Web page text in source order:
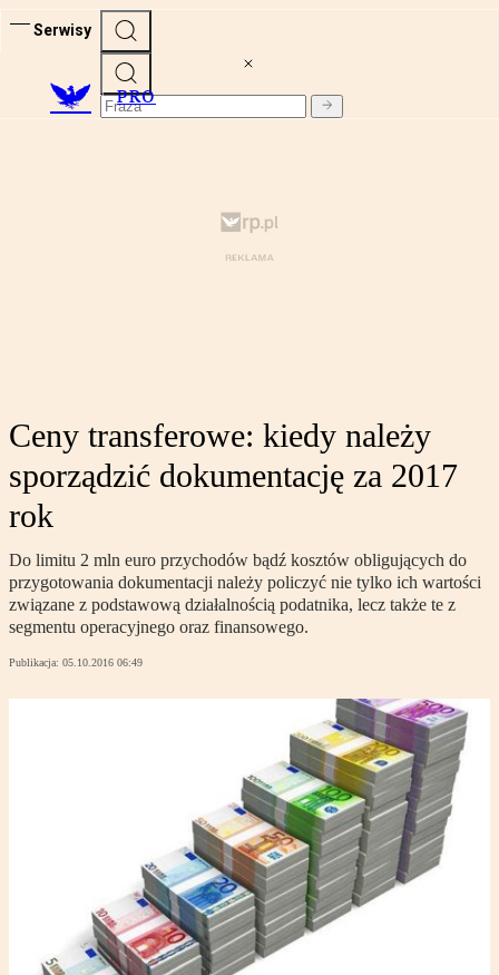
Serwisy
PRO
Ceny transferowe: kiedy należy
sporządzić dokumentację za 2017
rok
Do limitu 2 mln euro przychodów bądź kosztów obligujących do
przygotowania dokumentacji należy policzyć nie tylko ich wartości
związane z podstawową działalnością podatnika, lecz także te z
segmentu operacyjnego oraz finansowego.
Publikacja: 05.10.2016 06:49